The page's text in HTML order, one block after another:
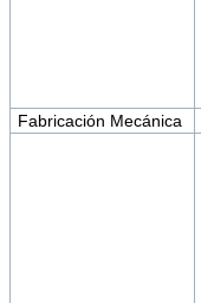
Fabricación Mecánica